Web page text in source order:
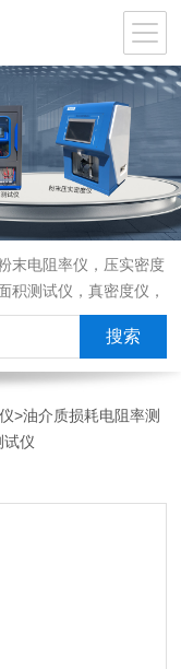
末电阻率仪，压实密度
积测试仪，真密度仪，
反应测定仪
>油介质损耗电阻率测
试仪